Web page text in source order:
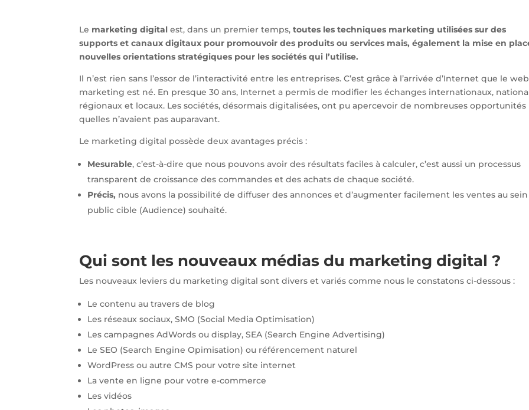
Le marketing digital est, dans un premier temps,toutes les techniques marketing utilisées sur des
supports et canaux digitaux pour promouvoir des produits ou services mais, également la mise en
nouvelles orientations stratégiques pour les sociétés qui l’utilise.
Il n’est rien sans l’essor de l’interactivité entre les entreprises. C’est grâce à l’arrivée d’Internet que le web
marketing est né. En presque 30 ans, Internet a permis de modifier les échanges internationaux,
régionaux et locaux. Les sociétés, désormais digitalisées, ont pu apercevoir de nombreuses opportunités
quelles n’avaient pas auparavant.
Le marketing digital possède deux avantages précis :
Mesurable, c’est-à-dire que nous pouvons avoir des résultats faciles à calculer, c’est aussi un processus
transparent de croissance des commandes et des achats de chaque société.
Précis, nous avons la possibilité de diffuser des annonces et d’augmenter facilement les ventes au
public cible (Audience) souhaité.
Qui sont les nouveaux médias du marketing digital ?
Les nouveaux leviers du marketing digital sont divers et variés comme nous le constatons ci-dessous :
Le contenu au travers de blog
Les réseaux sociaux, SMO (Social Media Optimisation)
Les campagnes AdWords ou display, SEA (Search Engine Advertising)
Le SEO (Search Engine Opimisation) ou référencement naturel
WordPress ou autre CMS pour votre site internet
La vente en ligne pour votre e-commerce
Les vidéos